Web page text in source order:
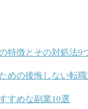
特徴とその対処法9
めの後悔しない転
すめな副業10選